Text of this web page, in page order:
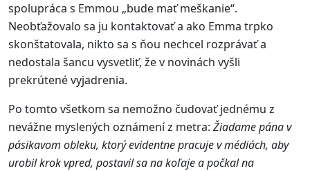
spolupráca s Emmou „bude mať meškanie“.
Neobťažovalo sa ju kontaktovať a ako Emma trpko
skonštatovala, nikto sa s ňou nechcel rozprávať a
nedostala šancu vysvetliť, že v novinách vyšli
prekrútené vyjadrenia.
Po tomto všetkom sa nemožno čudovať jednému z
nevážne myslených oznámení z metra: Žiadame pána v
pásikavom obleku, ktorý evidentne pracuje v médiách, aby
urobil krok vpred, postavil sa na koľaje a počkal na